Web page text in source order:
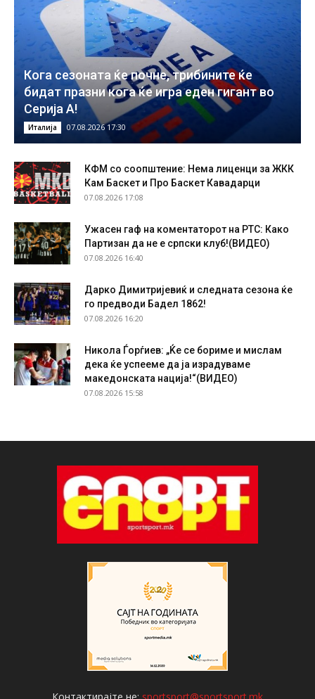
Кога сезоната ќе почне, трибините ќе
бидат празни кога ќе игра еден гигант во
Серија А!
Италија 07.08.2026 17:30
КФМ со соопштение: Нема лиценци за ЖКК
Кам Баскет и Про Баскет Кавадарци
07.08.2026 17:08
Ужасен гаф на коментаторот на РТС: Како
Партизан да не е српски клуб!(ВИДЕО)
07.08.2026 16:40
Дарко Димитријевиќ и следната сезона ќе
го предводи Бадел 1862!
07.08.2026 16:20
Никола Ѓорѓиев: „Ќе се бориме и мислам
дека ќе успееме да ја израдуваме
македонската нација!“(ВИДЕО)
07.08.2026 15:58
Контактирајте не: sportsport@sportsport.mk